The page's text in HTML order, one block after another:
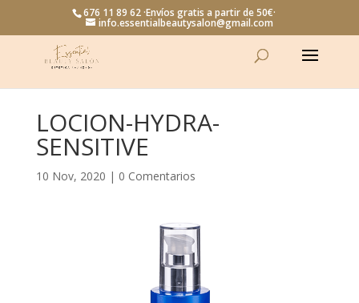
676 11 89 62 ·Envíos gratis a partir de 50€·
info.essentialbeautysalon@gmail.com
LOCION-HYDRA-
SENSITIVE
10 Nov, 2020 | 0 Comentarios